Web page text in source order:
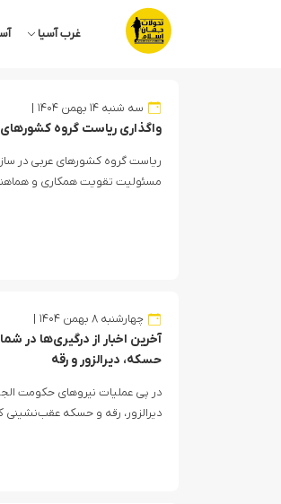
غرب آسیا
سه شنبه ۱۴ بهمن ۱۴۰۴
واگذاری ریاست گروه
ریاست گروه کشورهای‌ عربی در
مسئولیت تقویت همکاری و
چهارشنبه ۸ بهمن ۱۴۰۴
حسکه، دیرالزور و رقه
در پی عملیات نیروهای حکومت
دیرالزور، رقه و حسکه عقب‌نشینی